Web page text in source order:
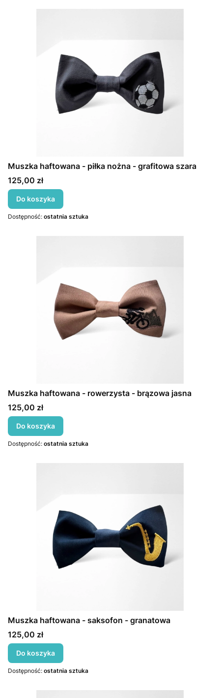
Muszka haftowana - piłka nożna - grafitowa szara
Cena
125,00 zł
Do koszyka
Dostępność: ostatnia sztuka
Muszka haftowana - rowerzysta - brązowa jasna
Cena
125,00 zł
Do koszyka
Dostępność: ostatnia sztuka
Muszka haftowana - saksofon - granatowa
Cena
125,00 zł
Do koszyka
Dostępność: ostatnia sztuka